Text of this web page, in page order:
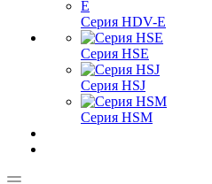
Серия HDV-E
Серия HSE
Серия HSJ
Серия HSM